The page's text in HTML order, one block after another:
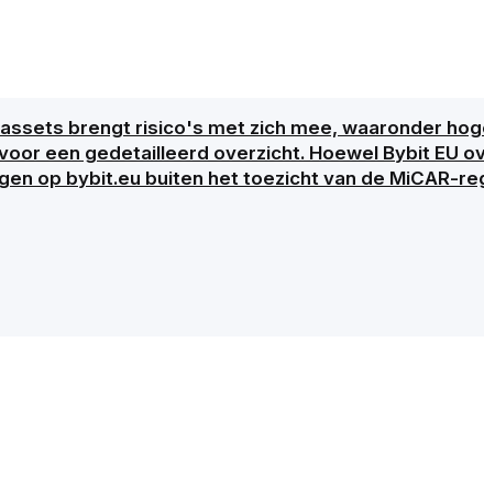
brengt risico's met zich mee, waaronder
een gedetailleerd overzicht. Hoewel Bybit EU
op bybit.eu buiten het toezicht van de MiCAR-